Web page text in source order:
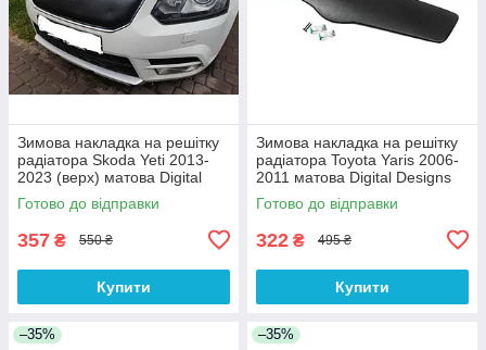
Зимова накладка на решітку
радіатора Skoda Yeti 2013-
2023 (верх) матова Digital
Designs
Готово до відправки
357 ₴ 550 ₴
Купити
Зимова накладка на решітку
радіатора Toyota Yaris 2006-
2011 матова Digital Designs
Готово до відправки
322 ₴ 495 ₴
Купити
–35% –35%